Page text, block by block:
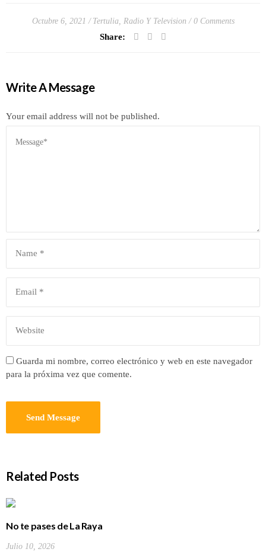
Octubre 6, 2021 Tertulia, Radio Y Television 0 Comments
Share:
Write A Message
Your email address will not be published.
Guarda mi nombre, correo electrónico y web en este navegador
para la próxima vez que comente.
Related Posts
No te pases de La Raya
Julio 10, 2026